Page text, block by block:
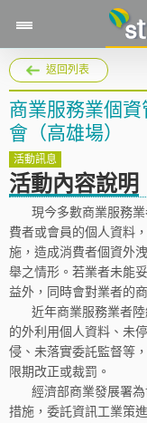
返回列表
商業服務業個
會（高雄場）
活動訊息
活動內容說明
現今多數商業服務
費者或會員的個人資料
施，造成消費者個資外
舉之情形。若業者未能
益外，同時會對業者的
近年商業服務業者
的外利用個人資料、未
侵、未落實委託監督等
限期改正或裁罰。
經濟部商業發展署
措施，委託資訊工業策